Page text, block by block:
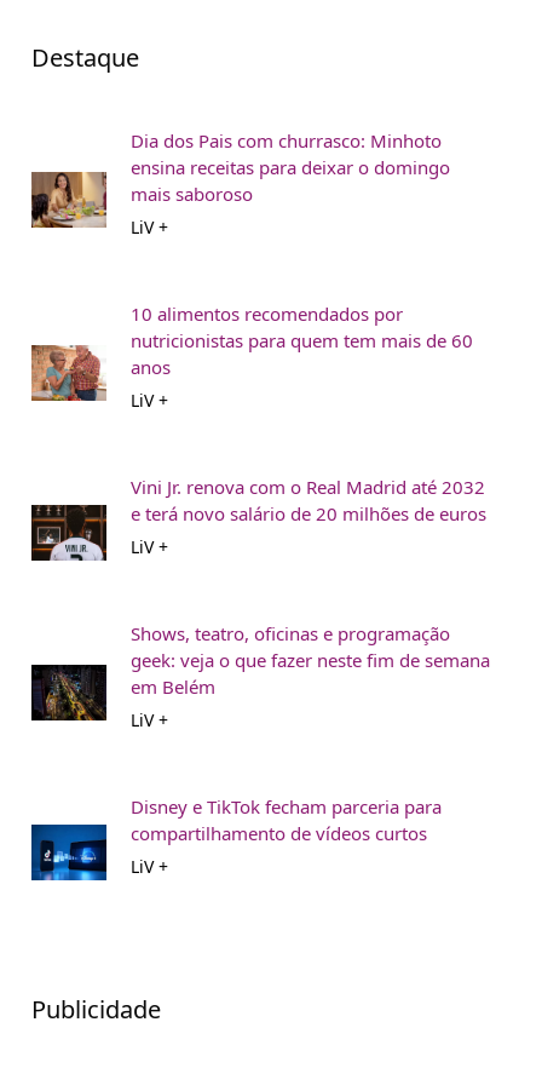
Destaque
Dia dos Pais com churrasco: Minhoto
ensina receitas para deixar o domingo
mais saboroso
LiV +
10 alimentos recomendados por
nutricionistas para quem tem mais de 60
anos
LiV +
Vini Jr. renova com o Real Madrid até 2032
e terá novo salário de 20 milhões de euros
LiV +
Shows, teatro, oficinas e programação
geek: veja o que fazer neste fim de semana
em Belém
LiV +
Disney e TikTok fecham parceria para
compartilhamento de vídeos curtos
LiV +
Publicidade